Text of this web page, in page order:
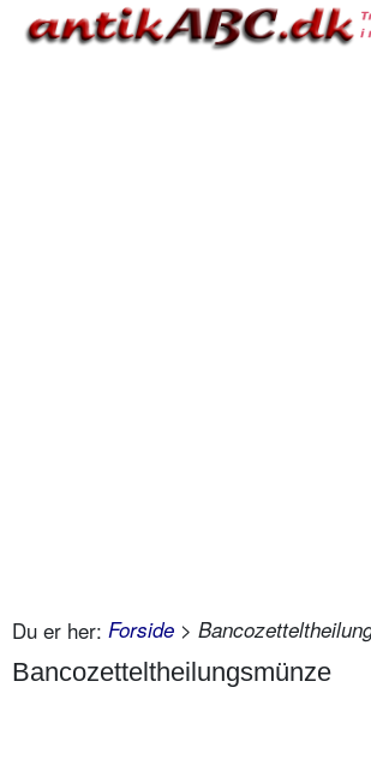
Du er her: Forside >
Bancozetteltheilungsmünze